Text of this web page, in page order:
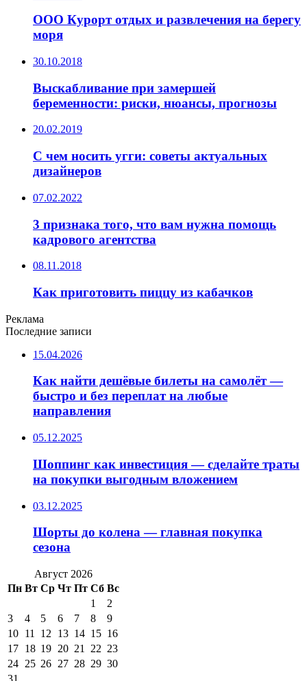
ООО Курорт отдых и развлечения на берегу
моря
30.10.2018
Выскабливание при замершей
беременности: риски, нюансы, прогнозы
20.02.2019
С чем носить угги: cоветы актуальных
дизайнеров
07.02.2022
3 признака того, что вам нужна помощь
кадрового агентства
08.11.2018
Как приготовить пиццу из кабачков
Реклама
Последние записи
15.04.2026
Как найти дешёвые билеты на самолёт —
быстро и без переплат на любые
направления
05.12.2025
Шоппинг как инвестиция — сделайте траты
на покупки выгодным вложением
03.12.2025
Шорты до колена — главная покупка
сезона
Август 2026
Пн Вт Ср Чт Пт Сб Вс
1
2
3
4 5 6 7 8
9
10 11 12 13 14 15 16
17 18 19 20 21 22 23
24 25 26 27 28 29 30
31